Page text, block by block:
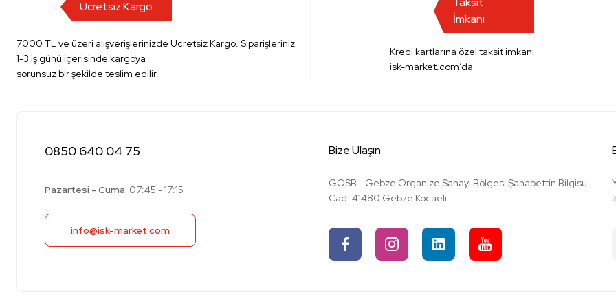
Ücretsiz Kargo
7000 TL ve üzeri alışverişlerinizde Ücretsiz Kargo. Siparişleriniz
1-3 iş günü içerisinde kargoya
sorunsuz bir şekilde teslim edilir.
İmkanı
Kredi kartlarına özel taksit imkanı
isk-market.com’da
0850 640 04 75
Pazartesi - Cuma: 07:45 - 17:15
info@isk-market.com
Bize Ulaşın
GOSB - Gebze Organize Sanayi Bölgesi Şahabettin Bilgisu
Cad. 41480 Gebze Kocaeli